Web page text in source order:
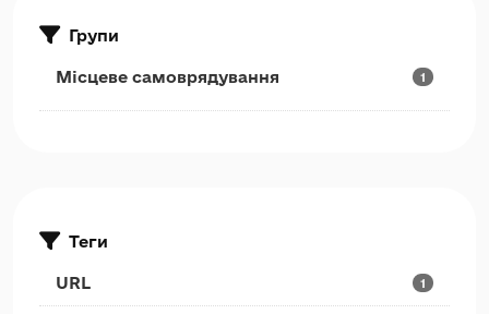
Групи
Місцеве самоврядування 1
Теги
URL 1